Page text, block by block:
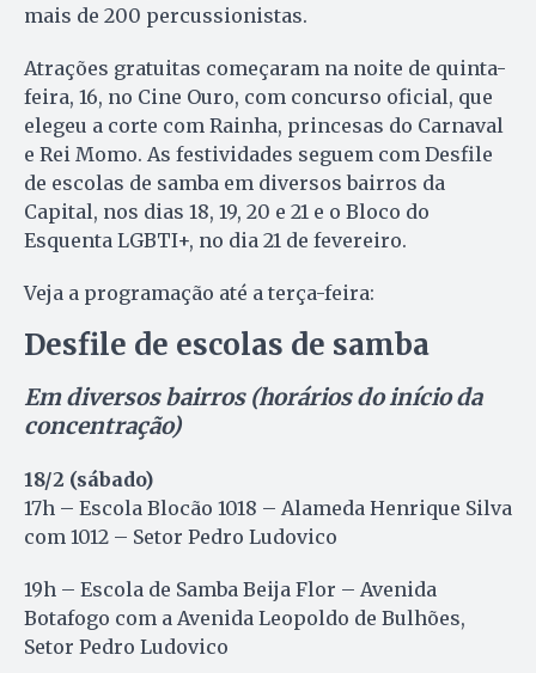
mais de 200 percussionistas.
Atrações gratuitas começaram na noite de quinta-
feira, 16, no Cine Ouro, com concurso oficial, que
elegeu a corte com Rainha, princesas do Carnaval
e Rei Momo. As festividades seguem com Desfile
de escolas de samba em diversos bairros da
Capital, nos dias 18, 19, 20 e 21 e o Bloco do
Esquenta LGBTI+, no dia 21 de fevereiro.
Veja a programação até a terça-feira:
Desfile de escolas de samba
Em diversos bairros (horários do início da
concentração)
18/2 (sábado)
17h – Escola Blocão 1018 – Alameda Henrique Silva
com 1012 – Setor Pedro Ludovico
19h – Escola de Samba Beija Flor – Avenida
Botafogo com a Avenida Leopoldo de Bulhões,
Setor Pedro Ludovico